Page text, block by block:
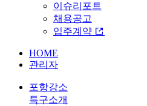
이슈리포트
채용공고
입주계약
HOME
관리자
포항강소
특구소개